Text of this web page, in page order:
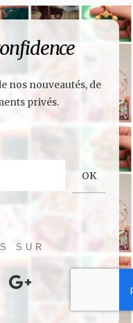
nos nouveautés, de
privés.
SUR